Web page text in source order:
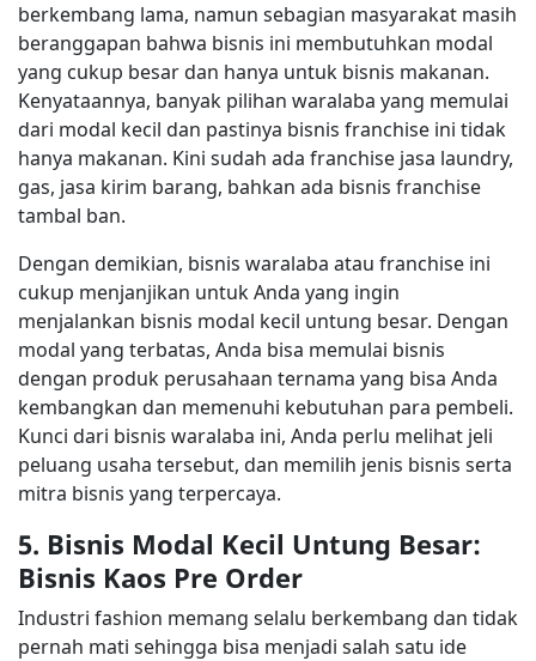
berkembang lama, namun sebagian masyarakat masih
beranggapan bahwa bisnis ini membutuhkan modal
yang cukup besar dan hanya untuk bisnis makanan.
Kenyataannya, banyak pilihan waralaba yang memulai
dari modal kecil dan pastinya bisnis franchise ini tidak
hanya makanan. Kini sudah ada franchise jasa laundry,
gas, jasa kirim barang, bahkan ada bisnis franchise
tambal ban.
Dengan demikian, bisnis waralaba atau franchise ini
cukup menjanjikan untuk Anda yang ingin
menjalankan bisnis modal kecil untung besar. Dengan
modal yang terbatas, Anda bisa memulai bisnis
dengan produk perusahaan ternama yang bisa Anda
kembangkan dan memenuhi kebutuhan para pembeli.
Kunci dari bisnis waralaba ini, Anda perlu melihat jeli
peluang usaha tersebut, dan memilih jenis bisnis serta
mitra bisnis yang terpercaya.
5. Bisnis Modal Kecil Untung Besar:
Bisnis Kaos Pre Order
Industri fashion memang selalu berkembang dan tidak
pernah mati sehingga bisa menjadi salah satu ide